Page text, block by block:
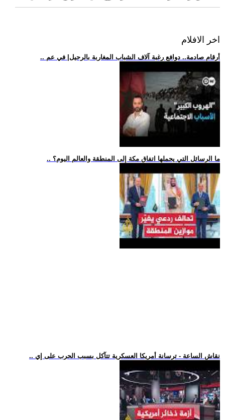
اخر الافلام
.. أرقام صادمة.. دوافع رغبة آلاف الشباب المغاربة بالرحيل| في عم
.. ما الرسائل التي يحملها اتفاق مكة إلى المنطقة والعالم اليوم؟
.. نقاش الساعة - ترسانة أمريكا العسكرية تتآكل بسبب الحرب على إي